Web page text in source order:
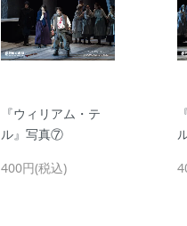
『ウィリアム・テ
ル』写真⑦
400円(税込)